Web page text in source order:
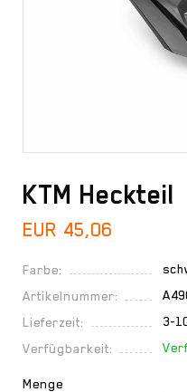
KTM Heckteil
EUR 45,06
Farbe:
Artikelnummer:
Lieferzeit:
3-
Verfügbarkeit:
Menge